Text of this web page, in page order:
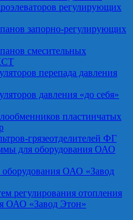
регулирующих
запорно-регулирующих
смесительных
перепада давления
давления «до себя»
пластинчатых
грязеотделителей ФГ
для оборудования ОАО
ОАО «Завод
регулирования отопления
ОАО «Завод Этон»